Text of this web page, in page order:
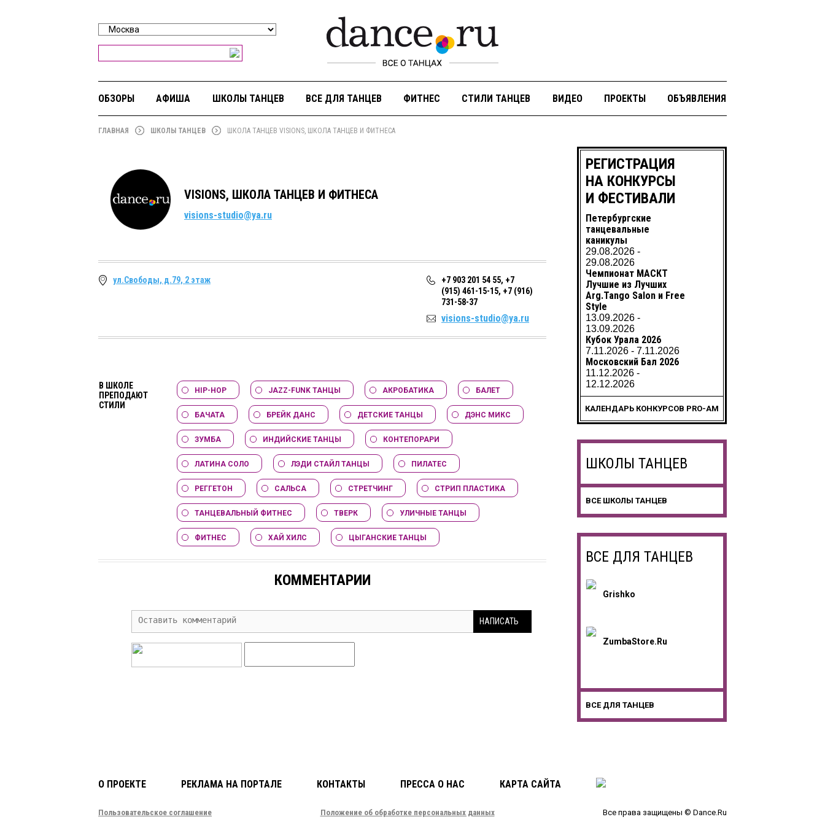
ОБЗОРЫ АФИША ШКОЛЫ ТАНЦЕВ ВСЕ ДЛЯ ТАНЦЕВ ФИТНЕС СТИЛИ ТАНЦЕВ ВИДЕО ПРОЕКТЫ ОБЪЯВЛЕНИЯ
ГЛАВНАЯ ШКОЛЫ ТАНЦЕВ ШКОЛА ТАНЦЕВ VISIONS, ШКОЛА ТАНЦЕВ И ФИТНЕСА
VISIONS, ШКОЛА ТАНЦЕВ И ФИТНЕСА
visions-studio@ya.ru
ул.Свободы, д.79, 2 этаж
+7 903 201 54 55, +7
(915) 461-15-15, +7 (916)
731-58-37
visions-studio@ya.ru
В ШКОЛЕ
ПРЕПОДАЮТ
СТИЛИ
HIP-HOP JAZZ-FUNK ТАНЦЫ АКРОБАТИКА БАЛЕТ
БАЧАТА БРЕЙК ДАНС ДЕТСКИЕ ТАНЦЫ ДЭНС МИКС
ЗУМБА ИНДИЙСКИЕ ТАНЦЫ КОНТЕПОРАРИ
ЛАТИНА СОЛО ЛЭДИ СТАЙЛ ТАНЦЫ ПИЛАТЕС
РЕГГЕТОН САЛЬСА СТРЕТЧИНГ СТРИП ПЛАСТИКА
ТАНЦЕВАЛЬНЫЙ ФИТНЕС ТВЕРК УЛИЧНЫЕ ТАНЦЫ
ФИТНЕС ХАЙ ХИЛС ЦЫГАНСКИЕ ТАНЦЫ
КОММЕНТАРИИ
НАПИСАТЬ
РЕГИСТРАЦИЯ
НА КОНКУРСЫ
И ФЕСТИВАЛИ
Петербургские
танцевальные
каникулы
29.08.2026 -
29.08.2026
Чемпионат МАСКТ
Лучшие из Лучших
Arg.Tango Salon и Free
Style
13.09.2026 -
13.09.2026
Кубок Урала 2026
7.11.2026 - 7.11.2026
Московский Бал 2026
11.12.2026 -
12.12.2026
КАЛЕНДАРЬ КОНКУРСОВ PRO-AM
ШКОЛЫ ТАНЦЕВ
ВСЕ ШКОЛЫ ТАНЦЕВ
ВСЕ ДЛЯ ТАНЦЕВ
Grishko
ZumbaStore.ru
ВСЕ ДЛЯ ТАНЦЕВ
О ПРОЕКТЕ РЕКЛАМА НА ПОРТАЛЕ КОНТАКТЫ ПРЕССА О НАС КАРТА САЙТА
Пользовательское соглашение Положение об обработке персональных данных Все права защищены © Dance.Ru